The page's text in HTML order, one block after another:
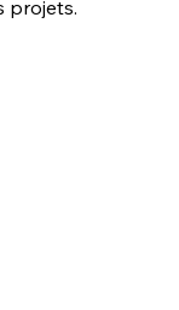
projets.